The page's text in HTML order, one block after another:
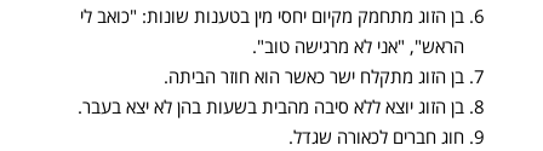
בן הזוג מתחמק מקיום יחסי מין בטענות שונות: "כואב לי
הראש", "אני לא מרגישה טוב".
בן הזוג מתקלח ישר כאשר הוא חוזר הביתה.
בן הזוג יוצא ללא סיבה מהבית בשעות בהן לא יצא בעבר.
חוג חברים לכאורה שגדל.